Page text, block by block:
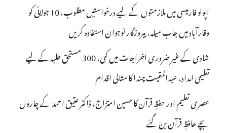
اپولو فارمیسی میں ملازمتوں کے لیے درخواستیں مطلوب، 10 جولائی کو
وقارآباد میں جاب میلہ، بیروزگار نوجوان استفادہ کریں
شادی کے غیر ضروری اخراجات میں کمی، 300 مستحق طلبہ کے لیے
تعلیمی امداد، عبدالمقیت چندا کا مثالی اقدام
عصری تعلیم اور حفظِ قرآن کا حسین امتزاج، ڈاکٹر عتیق احمد کے چاروں
بچے حافظِ قرآن بن گئے